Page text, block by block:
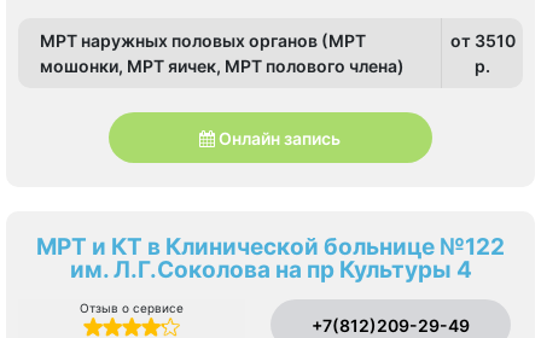
МРТ наружных половых органов (МРТ
мошонки, МРТ яичек, МРТ полового члена)
от 3510
p.
Онлайн запись
МРТ и КТ в Клинической больнице №122
им. Л.Г.Соколова на пр Культуры 4
Отзыв о сервисе
+7(812)209-29-49